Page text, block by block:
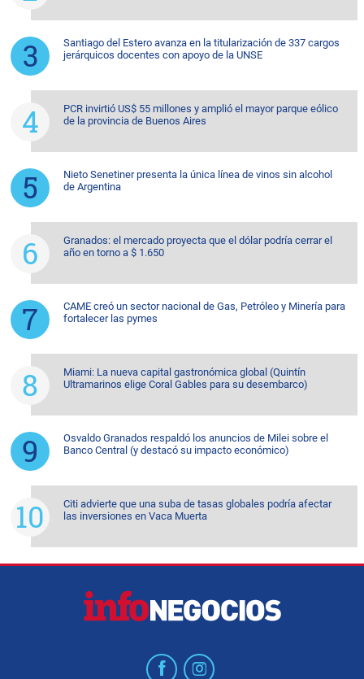
Santiago del Estero avanza en la titularización de 337 cargos
jerárquicos docentes con apoyo de la UNSE
PCR invirtió US$ 55 millones y amplió el mayor parque eólico
de la provincia de Buenos Aires
Nieto Senetiner presenta la única línea de vinos sin alcohol
de Argentina
Granados: el mercado proyecta que el dólar podría cerrar el
año en torno a $ 1.650
CAME creó un sector nacional de Gas, Petróleo y Minería para
fortalecer las pymes
Miami: La nueva capital gastronómica global (Quintín
Ultramarinos elige Coral Gables para su desembarco)
Osvaldo Granados respaldó los anuncios de Milei sobre el
Banco Central (y destacó su impacto económico)
Citi advierte que una suba de tasas globales podría afectar
las inversiones en Vaca Muerta